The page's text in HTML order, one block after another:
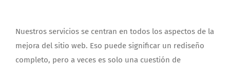
Nuestros servicios se centran en todos los aspectos de la
mejora del sitio web. Eso puede significar un rediseño
completo, pero a veces es solo una cuestión de